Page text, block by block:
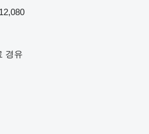
경유